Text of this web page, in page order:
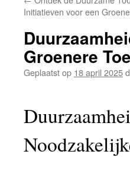
inhoud
Initiatieven voor een
Groenere
Geplaatst op 18 april 2025